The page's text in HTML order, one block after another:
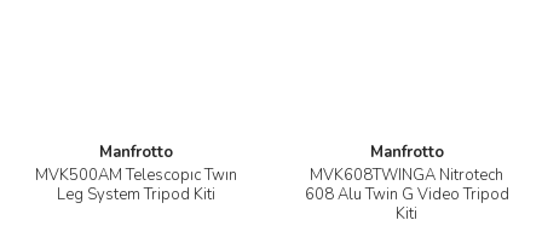
Manfrotto
MVK500AM Telescopıc Twın
Leg System Tripod Kiti
Manfrotto
MVK608TWINGA Nitrotech
608 Alu Twin G Video Tripod
Kiti